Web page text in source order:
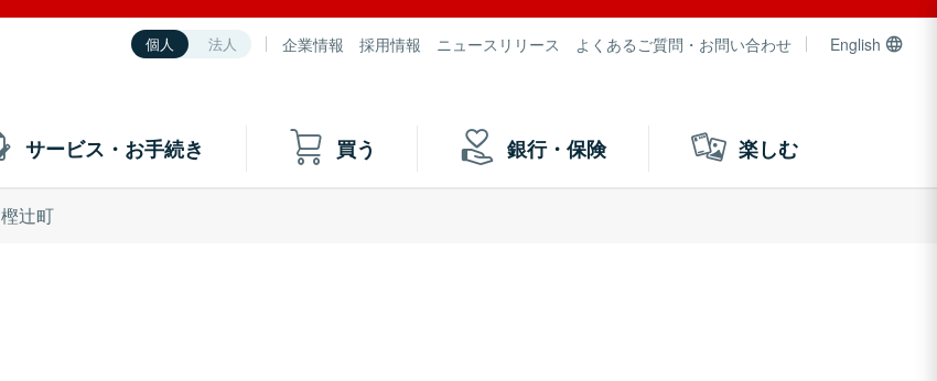
個人 法人 企業情報 採用情報 ニュースリリース よくあるご質問・お問い合わせ English
サービス・お手続き 買う 銀行・保険 楽しむ
樫辻町